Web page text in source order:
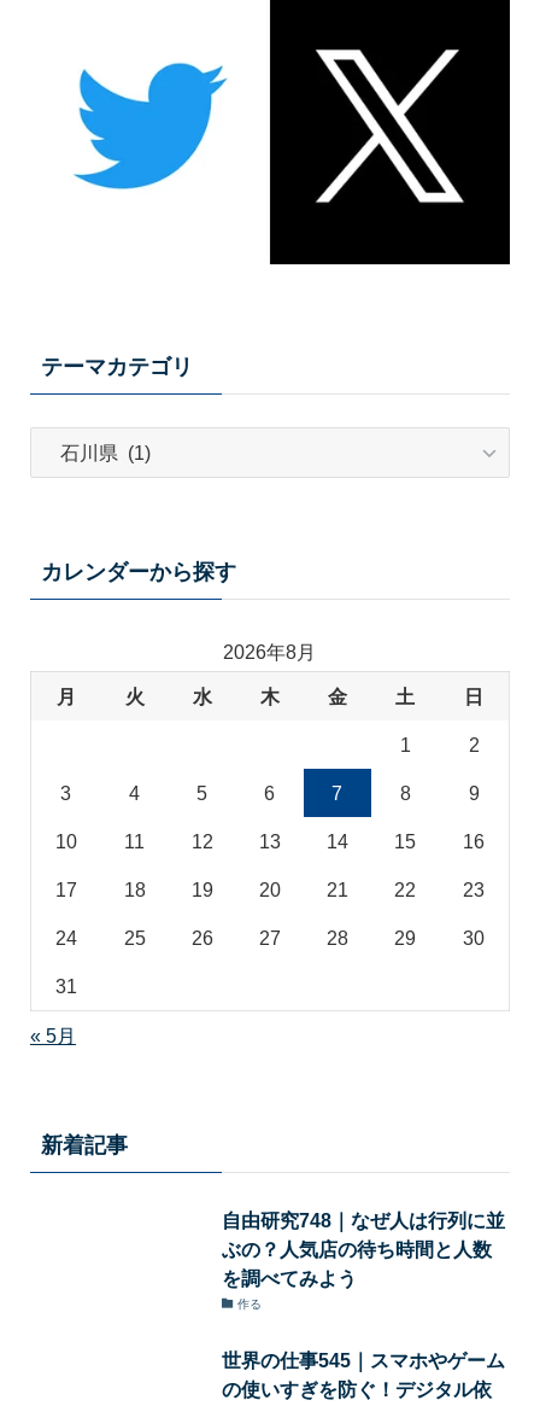
テーマカテゴリ
カレンダーから探す
2026年8月
月 火 水 木 金 土 日
1 2
3 4 5 6 7 8 9
10 11 12 13 14 15 16
17 18 19 20 21 22 23
24 25 26 27 28 29 30
31
« 5月
新着記事
自由研究748｜なぜ人は行列に並
ぶの？人気店の待ち時間と人数
を調べてみよう
作る
世界の仕事545｜スマホやゲーム
の使いすぎを防ぐ！デジタル依